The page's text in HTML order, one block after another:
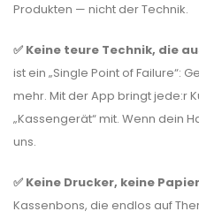
Produkten — nicht der Technik.
✅ Keine teure Technik, die
ist ein „Single Point of Failure“:
mehr. Mit der App bringt jede:r
„Kassengerät“ mit. Wenn dein
uns.
✅ Keine Drucker, keine
Kassenbons, die endlos auf